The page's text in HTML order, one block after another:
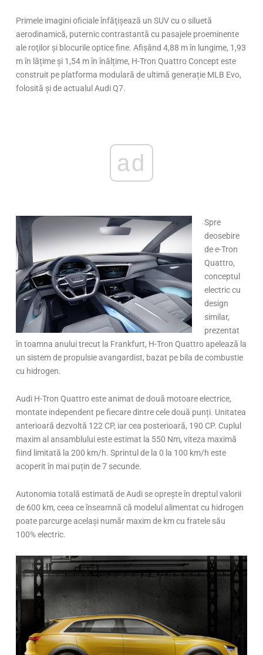
Primele imagini oficiale înfăţişează un SUV cu o siluetă
aerodinamică, puternic contrastantă cu pasajele proeminente
ale roţilor şi blocurile optice fine. Afișând 4,88 m în lungime, 1,93
m în lățime și 1,54 m în înălțime, H-Tron Quattro Concept este
construit pe platforma modulară de ultimă generație MLB Evo,
folosită și de actualul Audi Q7.
ad
Spre
deosebire
de e-Tron
Quattro,
conceptul
electric cu
design
similar,
prezentat
în toamna anului trecut la Frankfurt, H-Tron Quattro apelează la
un sistem de propulsie avangardist, bazat pe bila de combustie
cu hidrogen.
Audi H-Tron Quattro este animat de două motoare electrice,
montate independent pe fiecare dintre cele două punți. Unitatea
anterioară dezvoltă 122 CP, iar cea posterioară, 190 CP. Cuplul
maxim al ansamblului este estimat la 550 Nm, viteza maximă
fiind limitată la 200 km/h. Sprintul de la 0 la 100 km/h este
acoperit în mai puțin de 7 secunde.
Autonomia totală estimată de Audi se oprește în dreptul valorii
de 600 km, ceea ce înseamnă că modelul alimentat cu hidrogen
poate parcurge același număr maxim de km cu fratele său
100% electric.